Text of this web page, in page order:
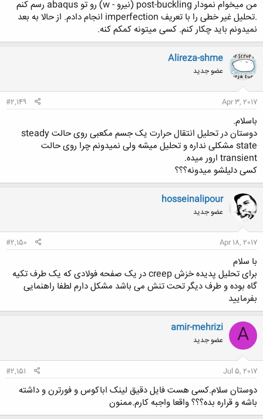
من میخوام نمودار post-buckling (نیرو - w) رو تو abaqus رسم کنم
.تحلیل غیر خطی را با تعریف imperfection انجام دادم. از حالا به بعد
نمیدونم باید چکار کنم. کسی میتونه کمکم کنه.
Alireza-shme
عضو جدید
Apr 3, 2017
#2,149
باسلام.
دوستان در تحلیل انتقال حرارت یک جسم مکعبی روی حالت steady
state مشکلی نداره و تحلیل میشه ولی نمیدونم چرا روی حالت
transient ارور میده.
کسی دلیلشو میدونه؟؟؟
hosseinalipour
عضو جدید
Apr 18, 2017
#2,150
با سلام
برای تحلیل پدیده خزش creep در یک صفحه فولادی که یک طرف تکیه
گاه بوده و طرف دیگر تحت تنش می باشد مشکل دارم لطفا راهنمایی
بفرمایید
A
amir-mehrizi
عضو جدید
Jul 5, 2017
#2,151
دوستان سلام.کسی هست فایل دقیق لینک اباکوس و فورترن و داشته
باشه و قراره بده؟؟؟ واقعا واجبه کارم.ممنون